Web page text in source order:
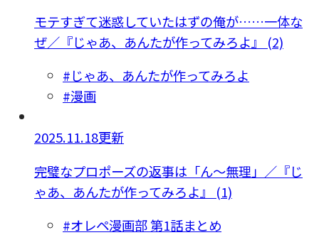
モテすぎて迷惑していたはずの俺が……一体な
ぜ／『じゃあ、あんたが作ってみろよ』 (2)
#じゃあ、あんたが作ってみろよ
#漫画
2025.11.18更新
完璧なプロポーズの返事は「ん～無理」／『じ
ゃあ、あんたが作ってみろよ』 (1)
#オレペ漫画部 第1話まとめ